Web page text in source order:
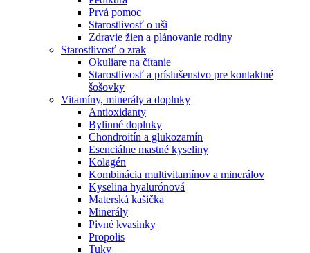
Prvá pomoc
Starostlivosť o uši
Zdravie žien a plánovanie rodiny
Starostlivosť o zrak
Okuliare na čítanie
Starostlivosť a príslušenstvo pre kontaktné
šošovky
Vitamíny, minerály a doplnky
Antioxidanty
Bylinné doplnky
Chondroitín a glukozamín
Esenciálne mastné kyseliny
Kolagén
Kombinácia multivitamínov a minerálov
Kyselina hyalurónová
Materská kašička
Minerály
Pivné kvasinky
Propolis
Tuky